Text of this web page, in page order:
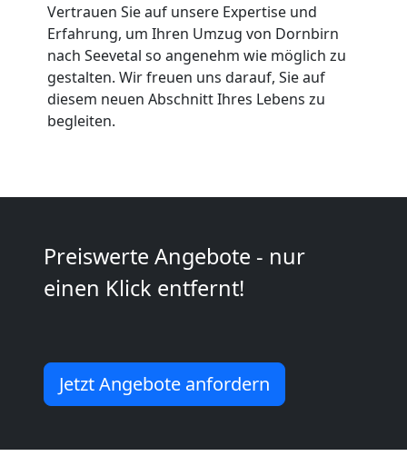
Vertrauen Sie auf unsere Expertise und
Erfahrung, um Ihren Umzug von Dornbirn
nach Seevetal so angenehm wie möglich zu
gestalten. Wir freuen uns darauf, Sie auf
diesem neuen Abschnitt Ihres Lebens zu
begleiten.
Preiswerte Angebote - nur
einen Klick entfernt!
Jetzt Angebote anfordern
Möbeltaxi
Dornbirn
Kleintransport
Dornbirn
Möbelmontage
Dornbirn
Möbeltransport
Dornbirn